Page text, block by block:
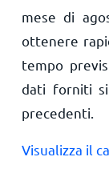
mese di
ottenere
tempo
dati forniti
precedenti.
Visualizza il